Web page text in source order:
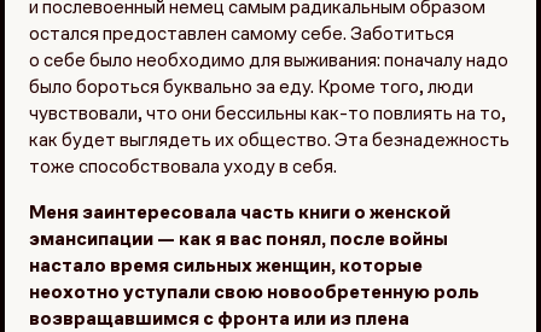
и послевоенный немец самым радикальным образом
остался предоставлен самому себе. Заботиться
о себе было необходимо для выживания: поначалу надо
было бороться буквально за еду. Кроме того, люди
чувствовали, что они бессильны как-то повлиять на то,
как будет выглядеть их общество. Эта безнадежность
тоже способствовала уходу в себя.
Меня заинтересовала часть книги о женской
эмансипации — как я вас понял, после войны
настало время сильных женщин, которые
неохотно уступали свою новообретенную роль
возвращавшимся с фронта или из плена